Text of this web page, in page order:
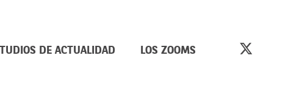
DE ACTUALIDAD LOS ZOOMS